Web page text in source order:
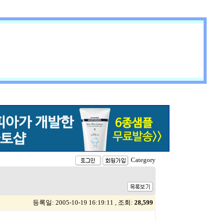
Category
등록일: 2005-10-19 16:19:11 , 조회: 28,599